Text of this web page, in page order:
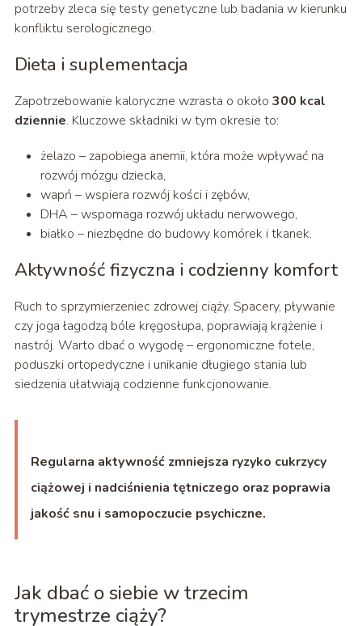
potrzeby zleca się testy genetyczne lub badania w kierunku
konfliktu serologicznego.
Dieta i suplementacja
Zapotrzebowanie kaloryczne wzrasta o około 300 kcal
dziennie. Kluczowe składniki w tym okresie to:
żelazo – zapobiega anemii, która może wpływać na
rozwój mózgu dziecka,
wapń – wspiera rozwój kości i zębów,
DHA – wspomaga rozwój układu nerwowego,
białko – niezbędne do budowy komórek i tkanek.
Aktywność fizyczna i codzienny komfort
Ruch to sprzymierzeniec zdrowej ciąży. Spacery, pływanie
czy joga łagodzą bóle kręgosłupa, poprawiają krążenie i
nastrój. Warto dbać o wygodę – ergonomiczne fotele,
poduszki ortopedyczne i unikanie długiego stania lub
siedzenia ułatwiają codzienne funkcjonowanie.
Regularna aktywność zmniejsza ryzyko cukrzycy
ciążowej i nadciśnienia tętniczego oraz poprawia
jakość snu i samopoczucie psychiczne.
Jak dbać o siebie w trzecim
trymestrze ciąży?